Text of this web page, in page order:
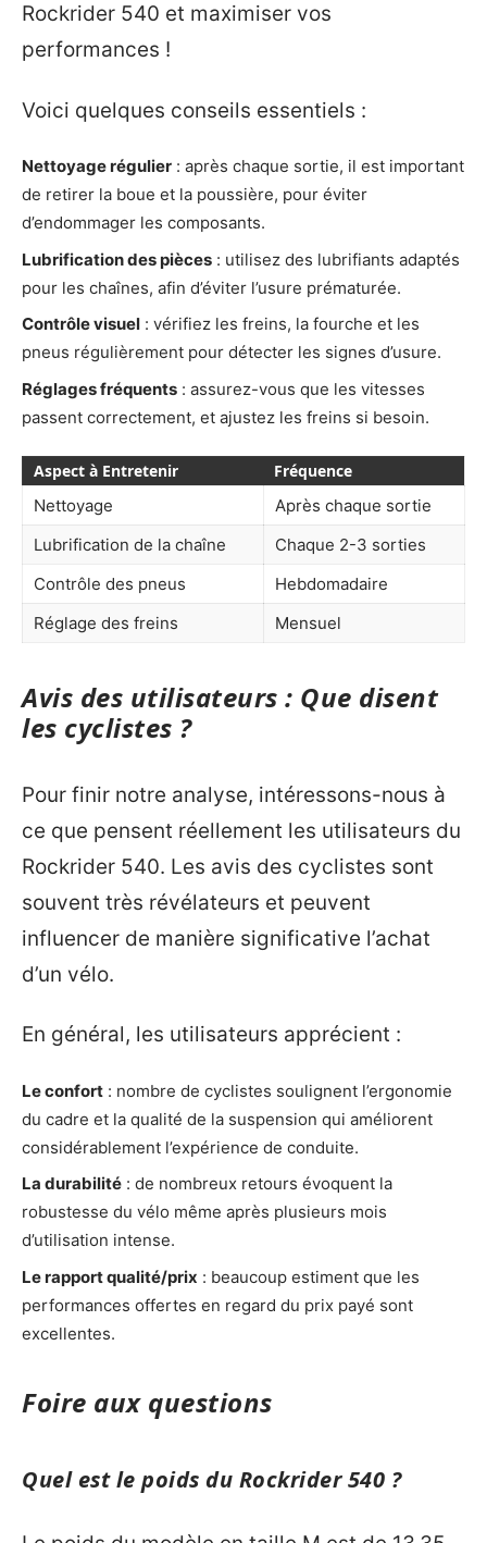
Rockrider 540 et maximiser vos
performances !
Voici quelques conseils essentiels :
Nettoyage régulier : après chaque sortie, il est important
de retirer la boue et la poussière, pour éviter
d’endommager les composants.
Lubrification des pièces : utilisez des lubrifiants adaptés
pour les chaînes, afin d’éviter l’usure prématurée.
Contrôle visuel : vérifiez les freins, la fourche et les
pneus régulièrement pour détecter les signes d’usure.
Réglages fréquents : assurez-vous que les vitesses
passent correctement, et ajustez les freins si besoin.
Aspect à Entretenir
Fréquence
Nettoyage
Après chaque sortie
Lubrification de la chaîne
Chaque 2-3 sorties
Contrôle des pneus
Hebdomadaire
Réglage des freins
Mensuel
Avis des utilisateurs : Que disent
les cyclistes ?
Pour finir notre analyse, intéressons-nous à
ce que pensent réellement les utilisateurs du
Rockrider 540. Les avis des cyclistes sont
souvent très révélateurs et peuvent
influencer de manière significative l’achat
d’un vélo.
En général, les utilisateurs apprécient :
Le confort : nombre de cyclistes soulignent l’ergonomie
du cadre et la qualité de la suspension qui améliorent
considérablement l’expérience de conduite.
La durabilité : de nombreux retours évoquent la
robustesse du vélo même après plusieurs mois
d’utilisation intense.
Le rapport qualité/prix : beaucoup estiment que les
performances offertes en regard du prix payé sont
excellentes.
Foire aux questions
Quel est le poids du Rockrider 540 ?